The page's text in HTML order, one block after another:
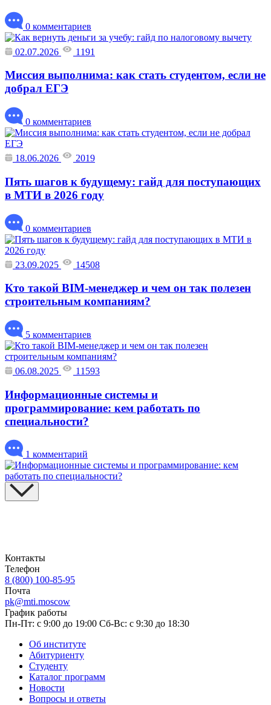
0 комментариев
02.07.2026 1191
Миссия выполнима: как стать студентом, если не
добрал ЕГЭ
0 комментариев
18.06.2026 2019
Пять шагов к будущему: гайд для поступающих
в МТИ в 2026 году
0 комментариев
23.09.2025 14508
Кто такой BIM-менеджер и чем он так полезен
строительным компаниям?
5 комментариев
06.08.2025 11593
Информационные системы и
программирование: кем работать по
специальности?
1 комментарий
Контакты
Телефон
8 (800) 100-85-95
Почта
pk@mti.moscow
График работы
Пн-Пт: с 9:00 до 19:00 Сб-Вс: с 9:30 до 18:30
Об институте
Абитуриенту
Студенту
Каталог программ
Новости
Вопросы и ответы